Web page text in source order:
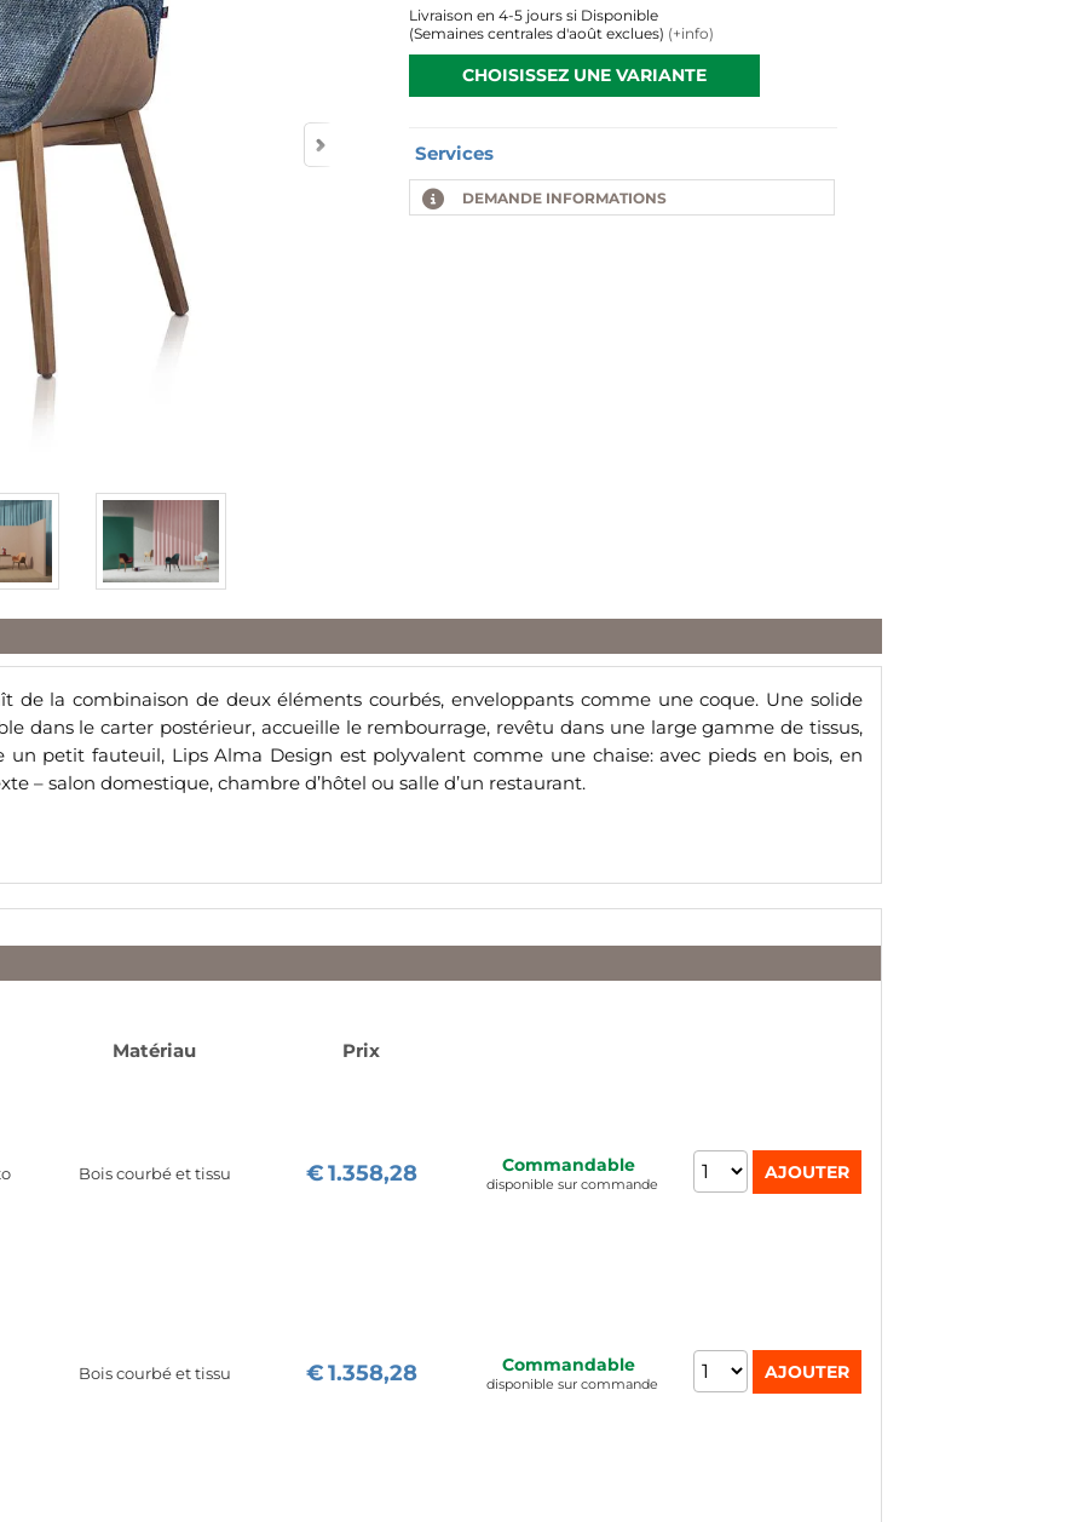
4-5 jours si Disponible
(Semaines centrales d'août exclues) (+info)
CHOISISSEZ UNE VARIANTE
Services
DEMANDE INFORMATIONS
de la combinaison de deux éléments courbés, enveloppants comme une coque. Une solide
dans le carter postérieur, accueille le rembourrage, revêtu dans une large gamme de tissus,
un petit fauteuil, Lips Alma Design est polyvalent comme une chaise: avec pieds en bois, en
– salon domestique, chambre d’hôtel ou salle d’un restaurant.
Matériau Prix
Bois courbé et tissu €1.358,28 Commandable
disponible sur commande
Bois courbé et tissu €1.358,28 Commandable
disponible sur commande